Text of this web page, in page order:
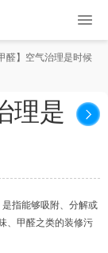
醛】空气治理是时候
理是
指能够吸附、分解或
、甲醛之类的装修污